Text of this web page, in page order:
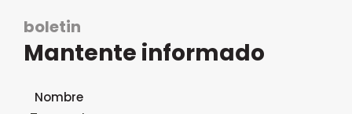
boletin
Mantente informado
Formulario de suscripción al boletín
Nombre